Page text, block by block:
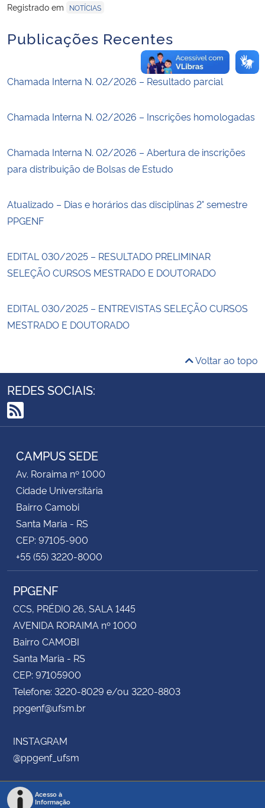
Registrado em
NOTÍCIAS
Publicações Recentes
Chamada Interna N. 02/2026 – Resultado parcial
Chamada Interna N. 02/2026 – Inscrições homologadas
Chamada Interna N. 02/2026 – Abertura de inscrições
para distribuição de Bolsas de Estudo
Atualizado – Dias e horários das disciplinas 2° semestre
PPGENF
EDITAL 030/2025 – RESULTADO PRELIMINAR
SELEÇÃO CURSOS MESTRADO E DOUTORADO
EDITAL 030/2025 – ENTREVISTAS SELEÇÃO CURSOS
MESTRADO E DOUTORADO
Voltar ao topo
REDES SOCIAIS:
RSS
CAMPUS SEDE
Av. Roraima nº 1000
Cidade Universitária
Bairro Camobi
Santa Maria - RS
CEP: 97105-900
+55 (55) 3220-8000
PPGENF
CCS, PRÉDIO 26, SALA 1445
AVENIDA RORAIMA nº 1000
Bairro CAMOBI
Santa Maria - RS
CEP: 97105900
Telefone: 3220-8029 e/ou 3220-8803
ppgenf@ufsm.br
INSTAGRAM
@ppgenf_ufsm
Acesso à
Informação